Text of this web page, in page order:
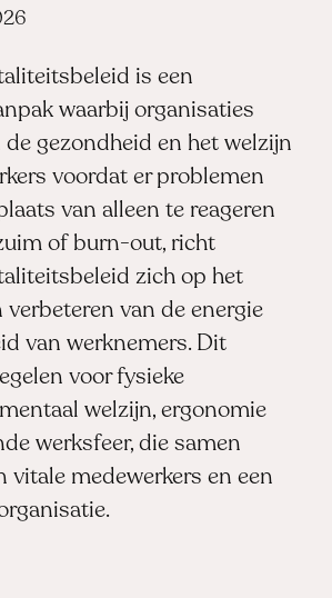
is een
waarbij organisaties
de gezondheid en het welzijn
voordat er problemen
van alleen te reageren
of burn-out, richt
zich op het
verbeteren van de energie
van werknemers. Dit
voor fysieke
welzijn, ergonomie
werksfeer, die samen
vitale medewerkers en een